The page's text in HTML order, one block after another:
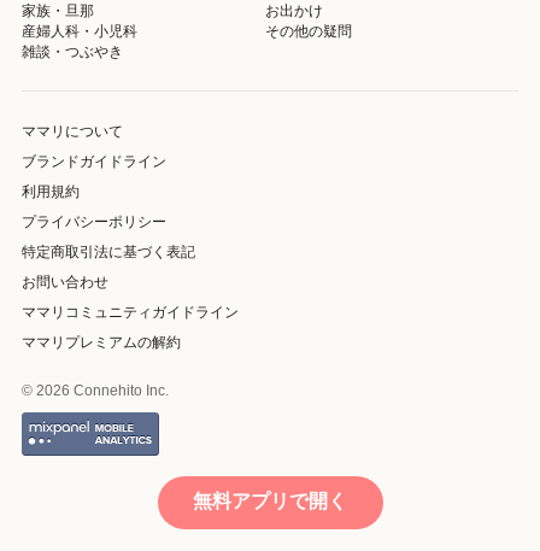
家族・旦那
お出かけ
産婦人科・小児科
その他の疑問
雑談・つぶやき
ママリについて
ブランドガイドライン
利用規約
プライバシーポリシー
特定商取引法に基づく表記
お問い合わせ
ママリコミュニティガイドライン
ママリプレミアムの解約
© 2026 Connehito Inc.
無料アプリで開く